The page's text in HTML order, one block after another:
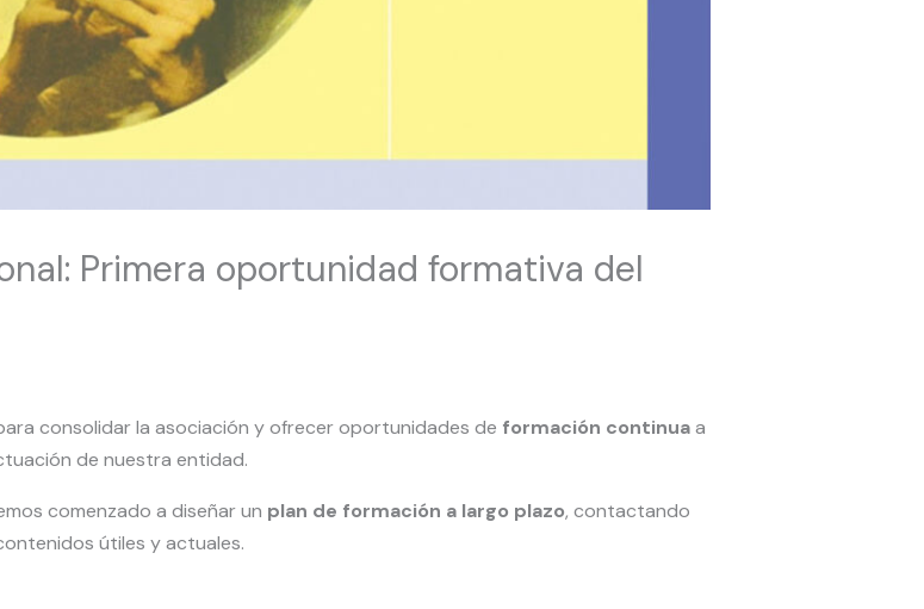
Primera oportunidad formativa del
consolidar la asociación y ofrecer oportunidades de formación continuaa
de nuestra entidad.
comenzado a diseñar un plan de formación a largo plazo, contactando
útiles y actuales.